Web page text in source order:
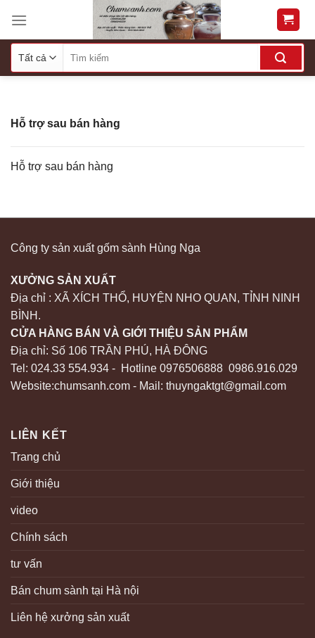
content
Hỗ trợ sau bán hàng
Hỗ trợ sau bán hàng
Công ty sản xuất gốm sành Hùng Nga
XƯỞNG SẢN XUẤT
Địa chỉ : XÃ XÍCH THỔ, HUYỆN NHO QUAN, TỈNH NINH
BÌNH.
CỬA HÀNG BÁN VÀ GIỚI THIỆU SẢN PHẨM
Địa chỉ: Số 106 TRẦN PHÚ, HÀ ĐÔNG
Tel: 024.33 554.934 - Hotline 0976506888 0986.916.029
Website:chumsanh.com - Mail: thuyngaktgt@gmail.com
LIÊN KẾT
Trang chủ
Giới thiệu
video
Chính sách
tư vấn
Bán chum sành tại Hà nội
Liên hệ xưởng sản xuất